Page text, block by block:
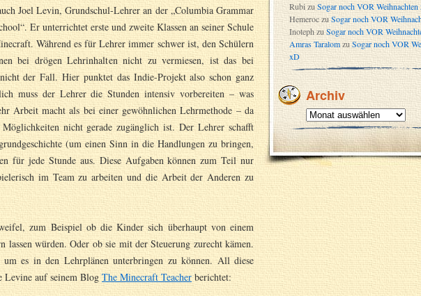
Joel Levin, Grundschul-Lehrer an der „Columbia Grammar
Er unterrichtet erste und zweite Klassen an seiner Schule
Während es für Lehrer immer schwer ist, den Schülern
bei drögen Lehrinhalten nicht zu vermiesen, ist das bei
der Fall. Hier punktet das Indie-Projekt also schon ganz
muss der Lehrer die Stunden intensiv vorbereiten – was
Arbeit macht als bei einer gewöhnlichen Lehrmethode – da
nicht gerade zugänglich ist. Der Lehrer schafft
(um einen Sinn in die Handlungen zu bringen,
für jede Stunde aus. Diese Aufgaben können zum Teil nur
im Team zu arbeiten und die Arbeit der Anderen zu
zum Beispiel ob die Kinder sich überhaupt von einem
lassen würden. Oder ob sie mit der Steuerung zurecht kämen.
es in den Lehrplänen unterbringen zu können. All diese
Levine auf seinem Blog The Minecraft Teacherberichtet:
Rubizu Sogar noch VOR
HemeroczuSogar noch VOR
Inotephzu Sogar noch VOR
Amras TaralomzuSogar noch VOR
xD
Archiv